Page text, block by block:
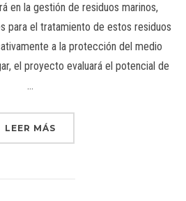
en la gestión de residuos marinos,
para el tratamiento de estos residuos
a la protección del medio
el proyecto evaluará el potencial de
…
LEER MÁS